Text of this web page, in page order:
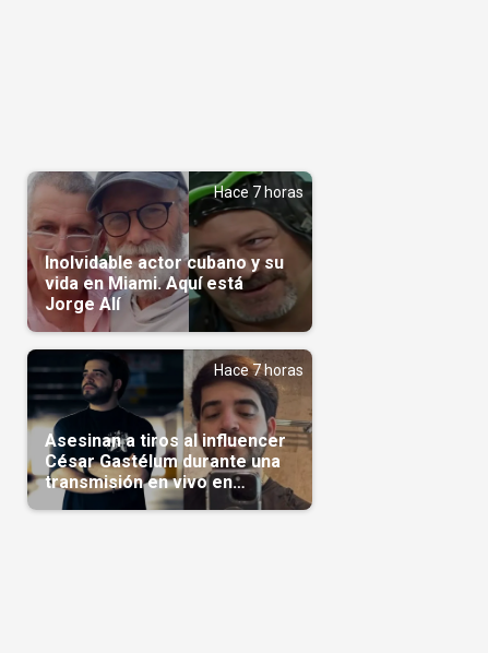
Hace 7 horas
Inolvidable actor cubano y su
vida en Miami. Aquí está
Jorge Alí
Hace 7 horas
Asesinan a tiros al influencer
César Gastélum durante una
transmisión en vivo en
Sinaloa(Video)